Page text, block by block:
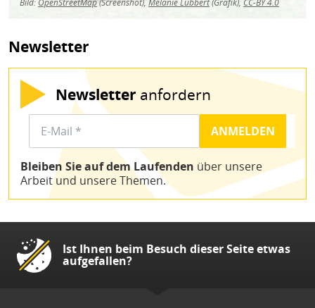
Newsletter
Newsletter anfordern
Bleiben Sie auf dem Laufenden über unsere
Arbeit und unsere Themen.
Ist Ihnen beim Besuch dieser Seite etwas
aufgefallen?